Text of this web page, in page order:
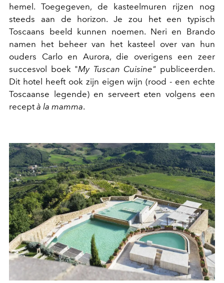
hemel. Toegegeven, de kasteelmuren rijzen nog
steeds aan de horizon. Je zou het een typisch
Toscaans beeld kunnen noemen. Neri en Brando
namen het beheer van het kasteel over van hun
ouders Carlo en Aurora, die overigens een zeer
succesvol boek "My Tuscan Cuisine" publiceerden.
Dit hotel heeft ook zijn eigen wijn (rood - een echte
Toscaanse legende) en serveert eten volgens een
receptà la mamma.